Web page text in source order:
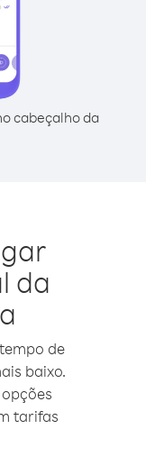
cabeçalho da
da
de
baixo.
tarifas